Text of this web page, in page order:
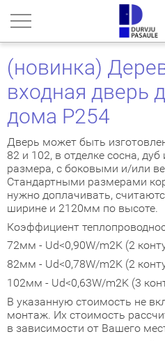
(новинка)
входная дверь
дома P254
Дверь может быть
82 и 102, в отделке сосна,
размера, с боковыми и/или
Стандартными размерами
нужно доплачивать,
ширине и 2120мм по высоте.
Коэффициент
72мм - Ud<0,90W/m2K (2
82мм - Ud<0,78W/m2K (2
102мм - Ud<0,63W/m2K (3
В указанную стоимость не
монтаж. Их стоимость
в зависимости от Вашего
В ДОМ
ДВЕРИ
ОБОИ
коллекция
входные двери
входные двери для
двери с МДФ
входные двери
64mm
входные двери
GLASS
INOX
CLASSIC
MODERN
двери
сложного исполнения
классика
двери
коллекция
коллекция
коллекция
двери
двери
конфиденциальности
Cookies